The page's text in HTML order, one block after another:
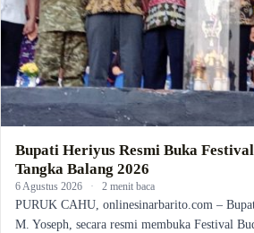
Bupati Heriyus Resmi Buka
Tangka Balang 2026
6 Agustus 2026 · 2 menit baca
PURUK CAHU, onlinesinarbarito.com –
M. Yoseph, secara resmi membuka Festival